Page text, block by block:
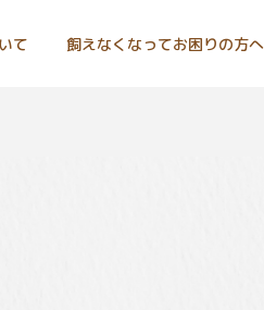
て 飼えなくなってお困りの方へ